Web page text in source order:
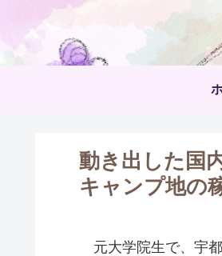
動き出した国
キャンプ地の
元大学院生で、宇